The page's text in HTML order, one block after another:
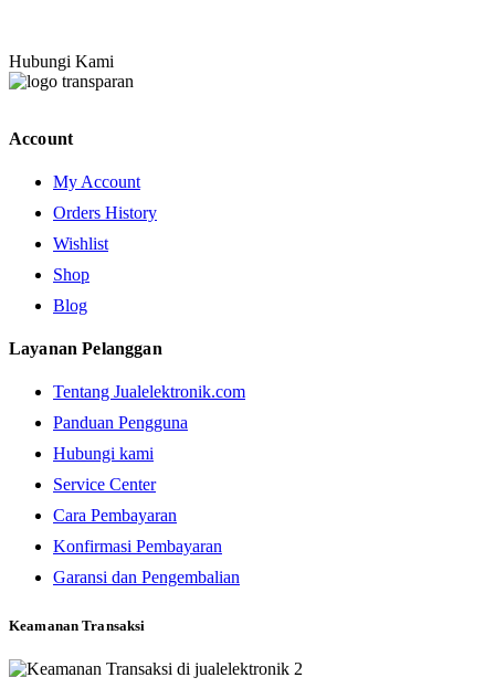
Hubungi Kami
Account
My Account
Orders History
Wishlist
Shop
Blog
Layanan Pelanggan
Tentang Jualelektronik.com
Panduan Pengguna
Hubungi kami
Service Center
Cara Pembayaran
Konfirmasi Pembayaran
Garansi dan Pengembalian
Keamanan Transaksi